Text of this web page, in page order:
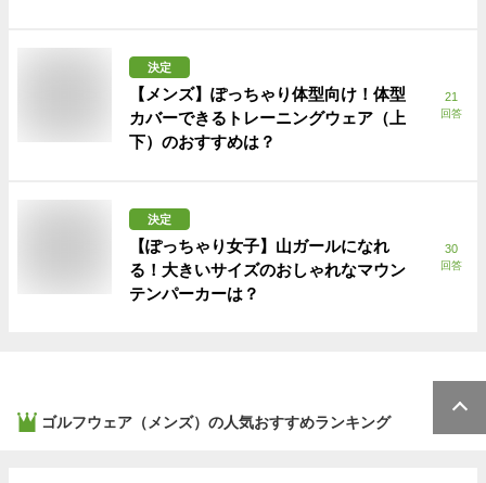
決定
【メンズ】ぽっちゃり体型向け！体型
カバーできるトレーニングウェア（上
下）のおすすめは？
21
回答
決定
【ぽっちゃり女子】山ガールになれ
る！大きいサイズのおしゃれなマウン
テンパーカーは？
30
回答
ゴルフウェア（メンズ） の人気おすすめランキング